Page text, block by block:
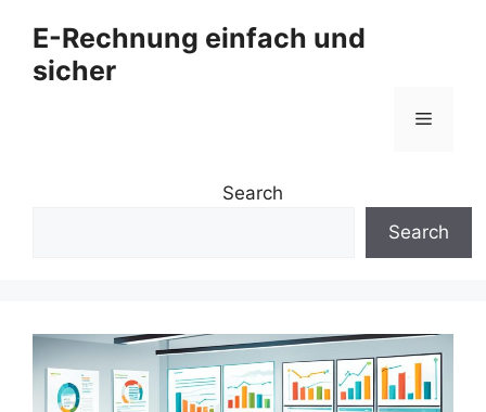
Inhalt
springen
E-Rechnung einfach und
sicher
Menü
Search
Search